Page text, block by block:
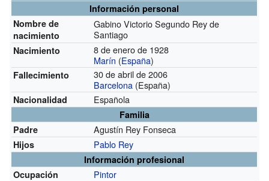
Información personal
Nombre de
nacimiento
Gabino Victorio Segundo Rey de
Santiago
Nacimiento
8 de enero de 1928
Marín (España)
Fallecimiento
30 de abril de 2006
Barcelona (España)
Nacionalidad Española
Familia
Padre
Agustín Rey Fonseca
Hijos Pablo Rey
Información profesional
Ocupación
Pintor